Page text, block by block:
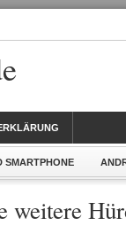
SMARTPHONE
weitere